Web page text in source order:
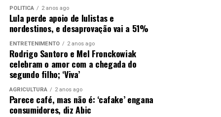
POLÍTICA 2 anos ago
Lula perde apoio de lulistas e
nordestinos, e desaprovação vai a 51%
ENTRETENIMENTO 2 anos ago
Rodrigo Santoro e Mel Fronckowiak
celebram o amor com a chegada do
segundo filho; ‘Viva’
AGRICULTURA 2 anos ago
Parece café, mas não é: ‘cafake’ engana
consumidores, diz Abic